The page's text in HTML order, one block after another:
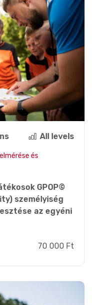
All levels
és
GPOP©
személyiség
az egyéni
70 000 Ft